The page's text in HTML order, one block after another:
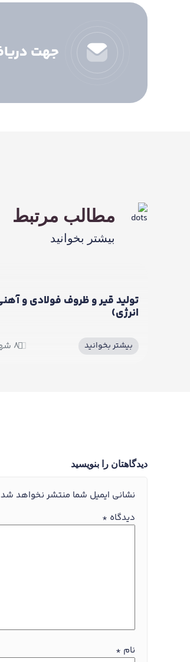
جهت
مطالب مرتبط
بیشتر بخوانید
فولادی و آهنی (شرکت وارو
۸ شهریور ۱۴۰۴
دیدگاهتان را بنویسید
نشانی ایمیل شما منتشر نخواهد
دیدگاه *
نام *